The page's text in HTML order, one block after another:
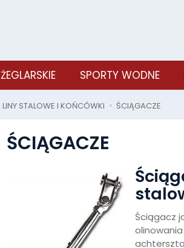
ŻEGLARSKIE SPORTY WODNE
LINY STALOWE I KOŃCÓWKI ŚCIĄGACZE
ŚCIĄGACZE
Ściągacz